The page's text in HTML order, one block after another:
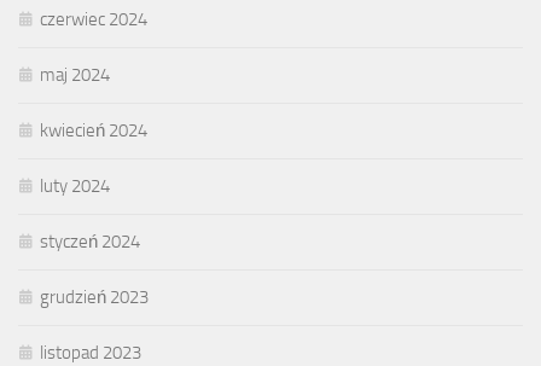
czerwiec 2024
maj 2024
kwiecień 2024
luty 2024
styczeń 2024
grudzień 2023
listopad 2023